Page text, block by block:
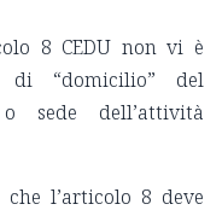
8 CEDU non vi è
“domicilio” del
sede dell’attività
l’articolo 8 deve